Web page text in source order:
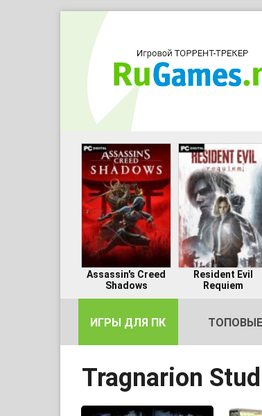
Assassin's Creed
Shadows
Resident Evil
Requiem
ИГРЫ ДЛЯ ПК
Tragnarion